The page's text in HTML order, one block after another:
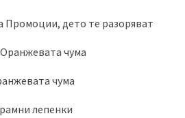
Промоции, дето те разоряват
Оранжевата чума
чума
лепенки